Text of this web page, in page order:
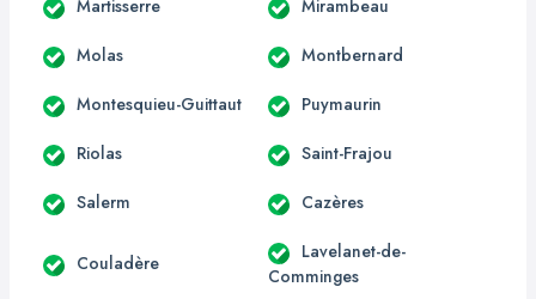
Martisserre Mirambeau
Molas Montbernard
Montesquieu-Guittaut Puymaurin
Riolas Saint-Frajou
Salerm Cazères
Couladère
Lavelanet-de-
Comminges